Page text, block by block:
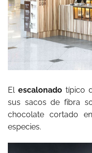
El escalonado típico
sus sacos de fibra
chocolate cortado
especies.